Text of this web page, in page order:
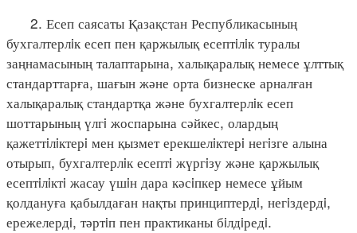
2. Есеп саясаты Қазақстан Республикасының
бухгалтерлiк есеп пен қаржылық есептiлiк туралы
заңнамасының талаптарына, халықаралық немесе ұлттық
стандарттарға, шағын және орта бизнеске арналған
халықаралық стандартқа және бухгалтерлiк есеп
шоттарының үлгi жоспарына сәйкес, олардың
қажеттiлiктерi мен қызмет ерекшелiктерi негiзге алына
отырып, бухгалтерлiк есептi жүргiзу және қаржылық
есептiлiктi жасау үшiн дара кәсiпкер немесе ұйым
қолдануға қабылдаған нақты принциптердi, негiздердi,
ережелердi, тәртiп пен практиканы бiлдiредi.